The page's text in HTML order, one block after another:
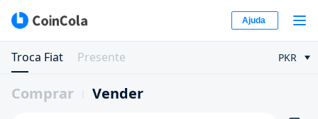
Ajuda
Troca Fiat Presente PKR
Comprar Vender